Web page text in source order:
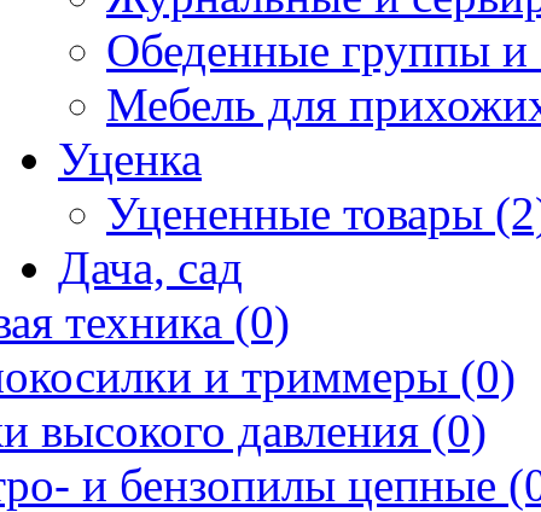
Обеденные группы и
Мебель для
Уценка
Уцененные товары
Дача, сад
техника (0)
и триммеры (0)
высокого давления (0)
и бензопилы цепные